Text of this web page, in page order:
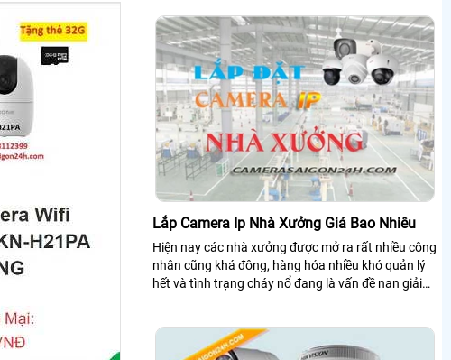
Lắp Camera Ip Nhà Xưởng Giá Bao Nhiêu
Hiện nay các nhà xưởng được mở ra rất nhiều công
nhân cũng khá đông, hàng hóa nhiều khó quản lý
hết và tình trạng cháy nổ đang là vấn đề nan giải